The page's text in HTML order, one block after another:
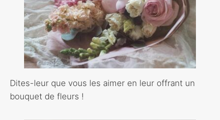
Dites-leur que vous les aimer en leur offrant un
bouquet de fleurs !